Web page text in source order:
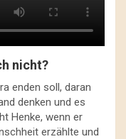
nicht?
enden soll, daran
denken und es
Henke, wenn er
erzählte und